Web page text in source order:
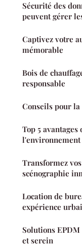
Sécurité des
peuvent gérer
Captivez votre
mémorable
Bois de
responsable
Conseils pour
Top 5
l'environnement
Transformez
scénographie
Location de
expérience
Solutions
et serein